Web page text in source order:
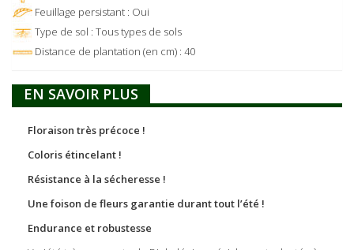
Feuillage persistant : Oui
Type de sol : Tous types de sols
Distance de plantation (en cm) : 40
EN SAVOIR PLUS
Floraison très précoce !
Coloris étincelant !
Résistance à la sécheresse !
Une foison de fleurs garantie durant tout l’été !
Endurance et robustesse